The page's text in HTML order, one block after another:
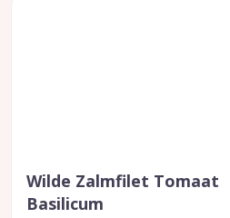
Wilde Zalmfilet Tomaat
Basilicum